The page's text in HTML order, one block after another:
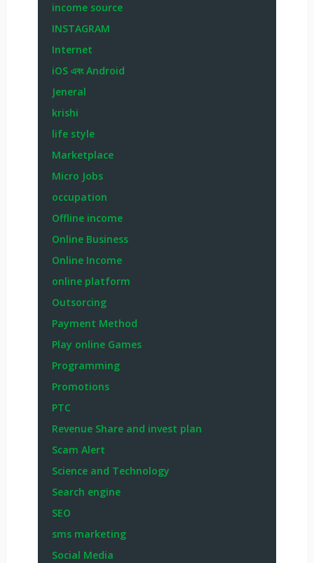
income source
INSTAGRAM
Internet
iOS এবং Android
Jeneral
krishi
life style
Marketplace
Micro Jobs
occupation
Offline income
Online Business
Online Income
online platform
Outsorcing
Payment Method
Play online Games
Programming
Promotions
PTC
Revenue Share and invest plan
Scam Alert
Science and Technology
Search engine
SEO
sms marketing
Social Media